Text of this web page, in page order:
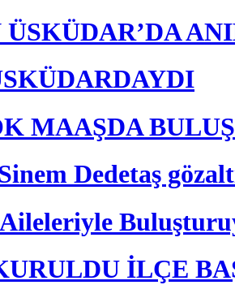
MAAŞDA
Dedetaş
Aileleriyle
İLÇE